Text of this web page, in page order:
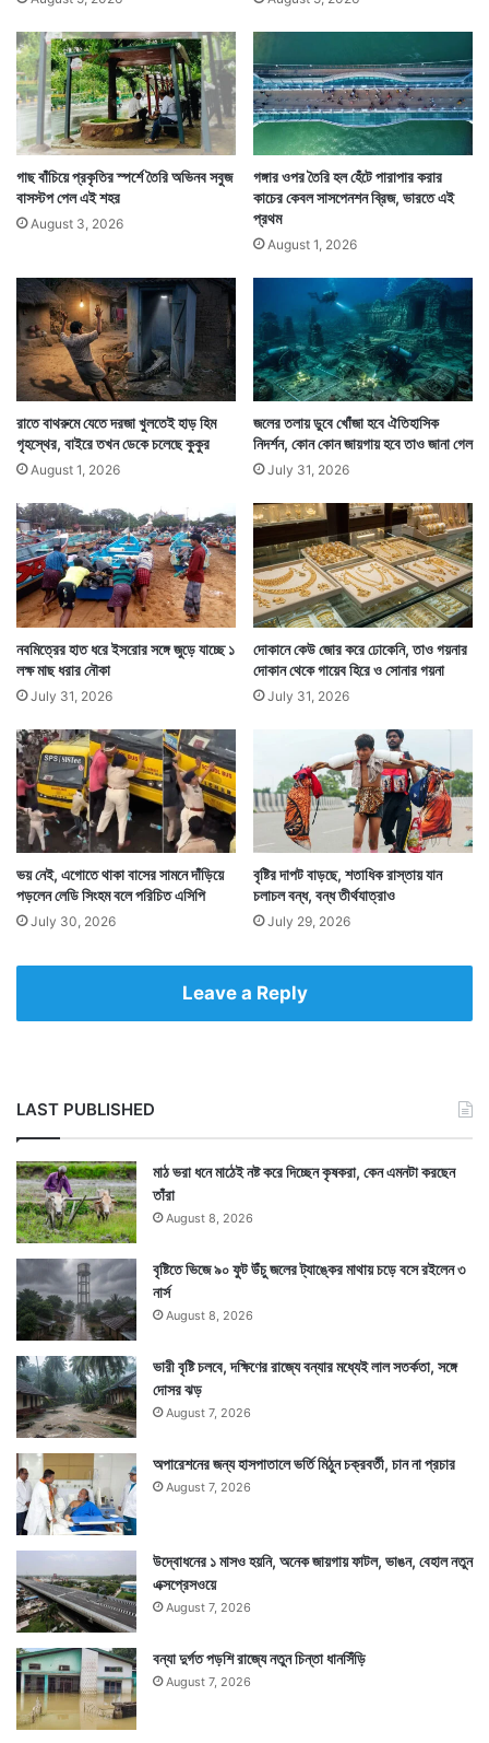
গাছ বাঁচিয়ে প্রকৃতির স্পর্শে তৈরি অভিনব সবুজ
বাসস্টপ পেল এই শহর
August 3, 2026
গঙ্গার ওপর তৈরি হল হেঁটে পারাপার করার
কাচের কেবল সাসপেনশন ব্রিজ, ভারতে এই
প্রথম
August 1, 2026
রাতে বাথরুমে যেতে দরজা খুলতেই হাড় হিম
গৃহস্থের, বাইরে তখন ডেকে চলেছে কুকুর
August 1, 2026
জলের তলায় ডুবে খোঁজা হবে ঐতিহাসিক
নিদর্শন, কোন কোন জায়গায় হবে তাও জানা গেল
July 31, 2026
নবমিত্রের হাত ধরে ইসরোর সঙ্গে জুড়ে যাচ্ছে ১
লক্ষ মাছ ধরার নৌকা
July 31, 2026
দোকানে কেউ জোর করে ঢোকেনি, তাও গয়নার
দোকান থেকে গায়েব হিরে ও সোনার গয়না
July 31, 2026
ভয় নেই, এগোতে থাকা বাসের সামনে দাঁড়িয়ে
পড়লেন লেডি সিংহম বলে পরিচিত এসিপি
July 30, 2026
বৃষ্টির দাপট বাড়ছে, শতাধিক রাস্তায় যান
চলাচল বন্ধ, বন্ধ তীর্থযাত্রাও
July 29, 2026
Leave a Reply
LAST PUBLISHED
মাঠ ভরা ধনে মাঠেই নষ্ট করে দিচ্ছেন কৃষকরা, কেন এমনটা করছেন
তাঁরা
August 8, 2026
বৃষ্টিতে ভিজে ৯০ ফুট উঁচু জলের ট্যাঙ্কের মাথায় চড়ে বসে রইলেন ৩
নার্স
August 8, 2026
ভারী বৃষ্টি চলবে, দক্ষিণের রাজ্যে বন্যার মধ্যেই লাল সতর্কতা, সঙ্গে
দোসর ঝড়
August 7, 2026
অপারেশনের জন্য হাসপাতালে ভর্তি মিঠুন চক্রবর্তী, চান না প্রচার
August 7, 2026
উদ্বোধনের ১ মাসও হয়নি, অনেক জায়গায় ফাটল, ভাঙন, বেহাল নতুন
এক্সপ্রেসওয়ে
August 7, 2026
বন্যা দুর্গত পড়শি রাজ্যে নতুন চিন্তা ধানসিঁড়ি
August 7, 2026